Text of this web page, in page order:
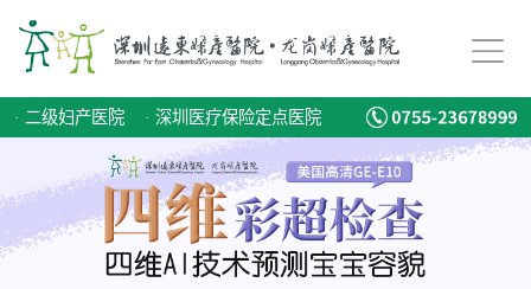
· 二级妇产医院 · 深圳医疗保险定点医院